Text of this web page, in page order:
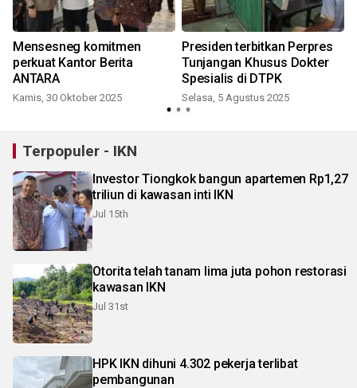
Mensesneg komitmen
perkuat Kantor Berita
ANTARA
Kamis, 30 Oktober 2025
Presiden terbitkan Perpres
Tunjangan Khusus Dokter
Spesialis di DTPK
Selasa, 5 Agustus 2025
Terpopuler - IKN
Investor Tiongkok bangun apartemen Rp1,27
triliun di kawasan inti IKN
Jul 15th
Otorita telah tanam lima juta pohon restorasi
kawasan IKN
Jul 31st
HPK IKN dihuni 4.302 pekerja terlibat
pembangunan